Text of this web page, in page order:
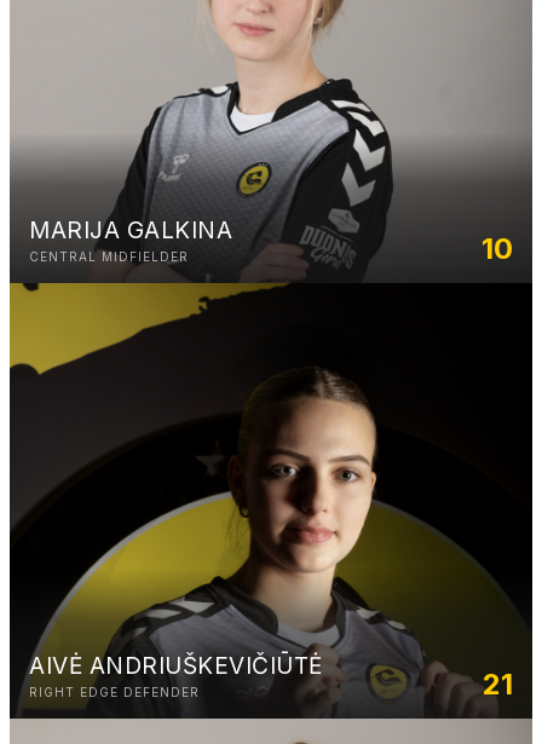
MARIJA GALKINA
CENTRAL MIDFIELDER 10
AIVĖ ANDRIUŠKEVIČIŪTĖ
RIGHT EDGE DEFENDER 21